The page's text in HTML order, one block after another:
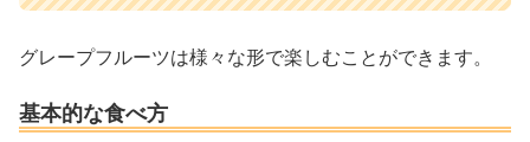
グレープフルーツは様々な形で楽しむことができます。
基本的な食べ方